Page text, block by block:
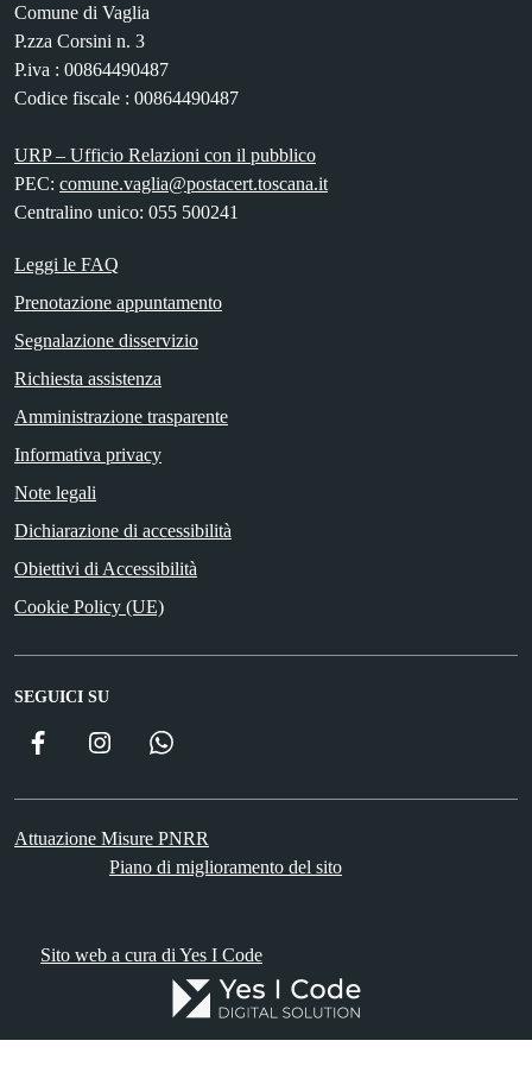
Comune di Vaglia
P.zza Corsini n. 3
P.iva : 00864490487
Codice fiscale : 00864490487
URP – Ufficio Relazioni con il pubblico
PEC: comune.vaglia@postacert.toscana.it
Centralino unico: 055 500241
Leggi le FAQ
Prenotazione appuntamento
Segnalazione disservizio
Richiesta assistenza
Amministrazione trasparente
Informativa privacy
Note legali
Dichiarazione di accessibilità
Obiettivi di Accessibilità
Cookie Policy (UE)
SEGUICI SU
Facebook Instagram
Attuazione Misure PNRR
Piano di miglioramento del sito
Sito web a cura di Yes I Code